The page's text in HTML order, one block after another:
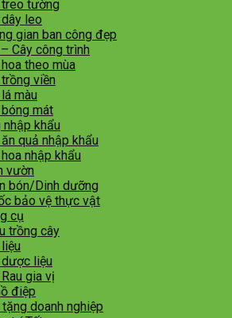
treo tường
leo
gian ban công đẹp
Cây công trình
theo mùa
viền
màu
mát
khẩu
quả nhập khẩu
nhập khẩu
vườn
bón/Dinh dưỡng
bảo vệ thực vật
cụ
trồng cây
liệu
gia vị
điệp
tặng doanh nghiệp